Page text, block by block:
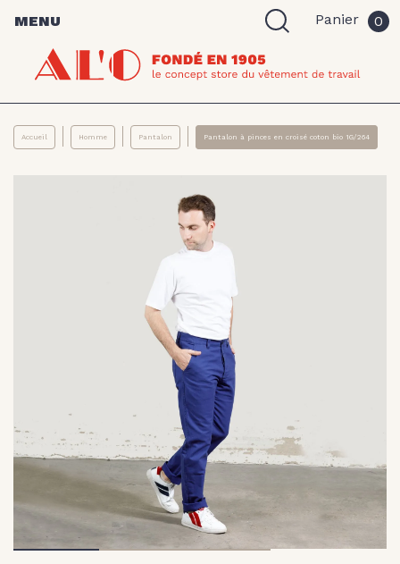
MENU Panier 0
Accueil Homme Pantalon Pantalon à pinces en croisé coton bio 1G/264
1 2 3